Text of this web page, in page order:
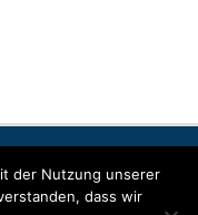
der Nutzung unserer
dass wir